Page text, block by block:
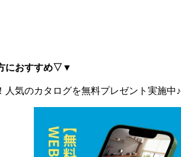
におすすめ▽▼
人気のカタログを無料プレゼント実施中♪